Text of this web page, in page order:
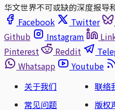
华文世界不可或缺的深度报导
Facebook
Twitter
Github
Instagram
Pinterest
Reddit
Whatsapp
Youtube
关于我们
联络
常见问题
版权